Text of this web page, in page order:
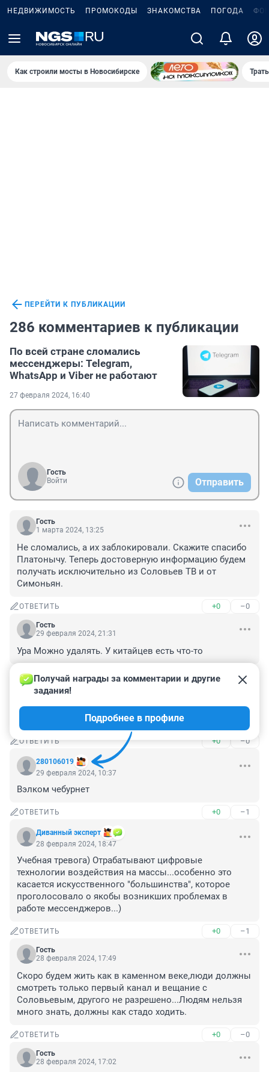
НЕДВИЖИМОСТЬ ПРОМОКОДЫ ЗНАКОМСТВА ПОГОДА
Как строили мосты в Новосибирске
ПЕРЕЙТИ К ПУБЛИКАЦИИ
286 комментариев к публикации
По всей стране сломались
мессенджеры: Telegram,
WhatsApp и Viber не работают
27 февраля 2024, 16:40
Гость
Войти
Отправить
Гость
1 марта 2024, 13:25
Не сломались, а их заблокировали. Скажите спасибо
Платонычу. Теперь достоверную информацию будем
получать исключительно из Соловьев ТВ и от
Симоньян.
ОТВЕТИТЬ +0 –0
Гость
29 февраля 2024, 21:31
Ура Можно удалять. У китайцев есть что-то
ОТВЕТИТЬ –0
Гость
Похороны..вот и причина
ОТВЕТИТЬ +0 –0
280106019
Получай награды за комментарии и другие
задания!
Подробнее в профиле
29 февраля 2024, 10:37
Вэлком чебурнет
ОТВЕТИТЬ +0 –1
Диванный эксперт
28 февраля 2024, 18:47
Учебная тревога) Отрабатывают цифровые
технологии воздействия на массы...особенно это
касается искусственного "большинства", которое
проголосовало о якобы возникших проблемах в
работе мессенджеров...)
ОТВЕТИТЬ +0 –1
Гость
28 февраля 2024, 17:49
Скоро будем жить как в каменном веке,люди должны
смотреть только первый канал и вещание с
Соловьевым, другого не разрешено...Людям нельзя
много знать, должны как стадо ходить.
ОТВЕТИТЬ +0 –0
Гость
28 февраля 2024, 17:02